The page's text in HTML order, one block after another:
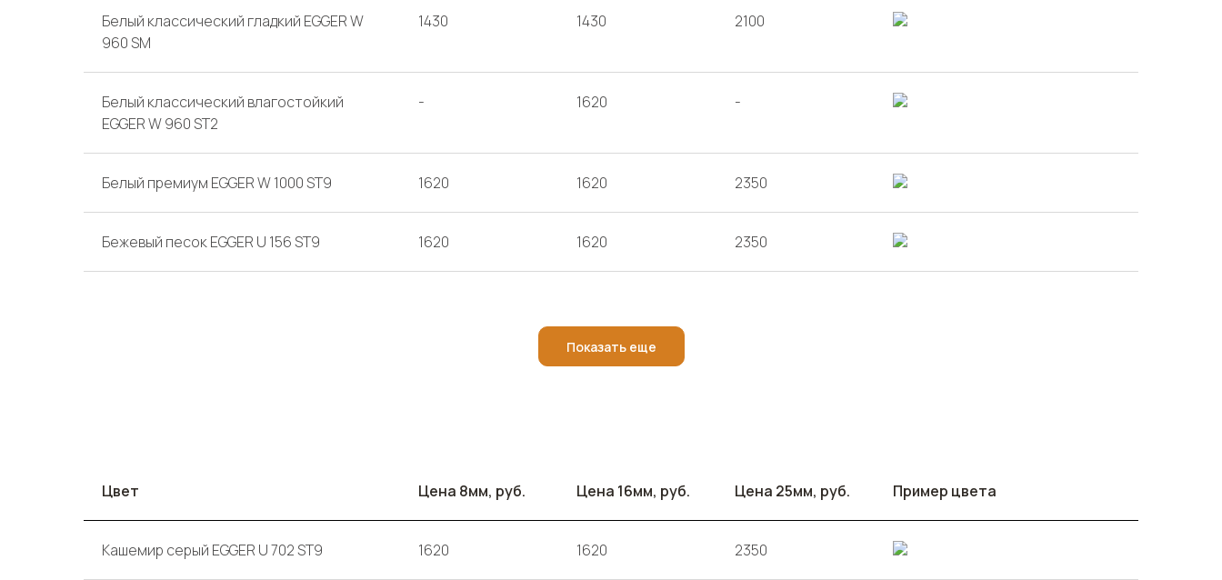
Белый классический гладкий EGGER W
960 SM
1430 1430 2100
Белый классический влагостойкий
EGGER W 960 ST2
- 1620 -
Белый премиум EGGER W 1000 ST9 1620 1620 2350
Бежевый песок EGGER U 156 ST9 1620 1620 2350
Показать еще
Цвет Цена 8мм, руб. Цена 16мм, руб. Цена 25мм, руб. Пример цвета
Кашемир серый EGGER U 702 ST9 1620 1620 2350